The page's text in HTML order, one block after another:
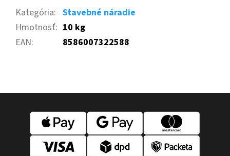
Kategória: Stavebné náradie
Hmotnosť: 10 kg
EAN: 8586007322588